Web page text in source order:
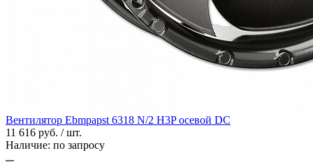
Вентилятор Ebmpapst 6318 N/2 H3P осевой DC
11 616 руб. / шт.
Наличие: по запросу